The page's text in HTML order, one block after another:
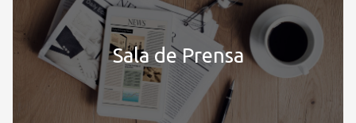
Sala de Prensa